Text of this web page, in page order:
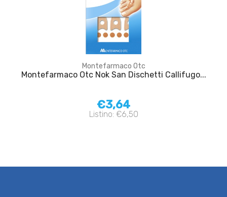
Montefarmaco Otc
Montefarmaco Otc Nok San Dischetti Callifugo...
€3,64
Listino: €6,50